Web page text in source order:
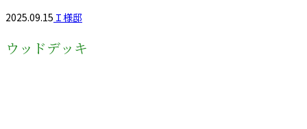
2025.09.15 Ｉ様邸
ウッドデッキ